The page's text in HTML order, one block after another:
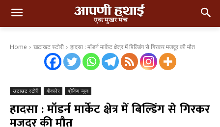
Home खटाखट स्टोरी हादसा : मॉडर्न मार्केट क्षेत्र में बिल्डिंग से गिरकर मजदूर की मौत
खटाखट स्टोरी बीकानेर ब्रेकिंग न्यूज
हादसा : मॉडर्न मार्केट क्षेत्र में बिल्डिंग से गिरकर
मजदूर की मौत